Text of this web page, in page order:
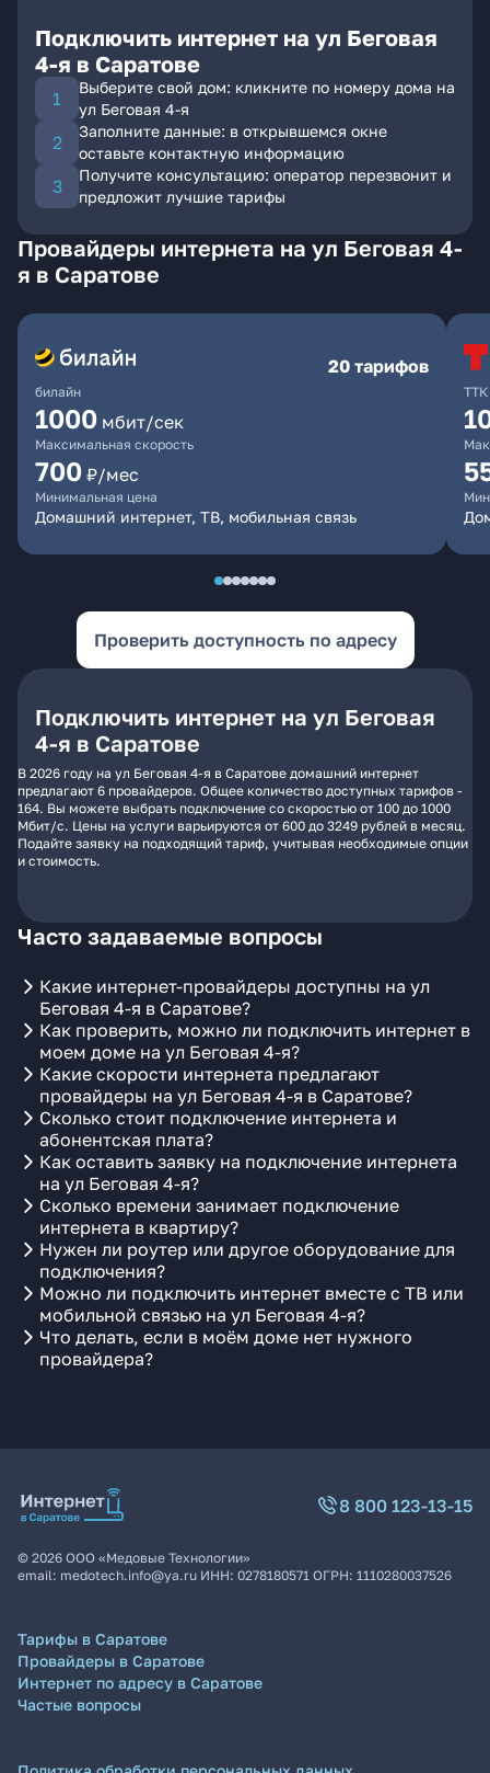
Подключить интернет на ул Беговая
4-я в Саратове
Выберите свой дом: кликните по номеру дома на
ул Беговая 4-я
Заполните данные: в открывшемся окне
оставьте контактную информацию
Получите консультацию: оператор перезвонит и
предложит лучшие тарифы
Провайдеры интернета на ул Беговая 4-
я в Саратове
билайн
20 тарифов
1000 мбит/сек
Максимальная скорость
700 ₽/мес
Минимальная цена
Домашний интернет, ТВ, мобильная связь
ТТК
Проверить доступность по адресу
Подключить интернет на ул Беговая
4-я в Саратове
В 2026 году на ул Беговая 4-я в Саратове домашний интернет
предлагают 6 провайдеров. Общее количество доступных тарифов -
164. Вы можете выбрать подключение со скоростью от 100 до 1000
Мбит/с. Цены на услуги варьируются от 600 до 3249 рублей в месяц.
Подайте заявку на подходящий тариф, учитывая необходимые опции
и стоимость.
Часто задаваемые вопросы
Какие интернет-провайдеры доступны на ул
Беговая 4-я в Саратове?
Как проверить, можно ли подключить интернет в
моем доме на ул Беговая 4-я?
Какие скорости интернета предлагают
провайдеры на ул Беговая 4-я в Саратове?
Сколько стоит подключение интернета и
абонентская плата?
Как оставить заявку на подключение интернета
на ул Беговая 4-я?
Сколько времени занимает подключение
интернета в квартиру?
Нужен ли роутер или другое оборудование для
подключения?
Можно ли подключить интернет вместе с ТВ или
мобильной связью на ул Беговая 4-я?
Что делать, если в моём доме нет нужного
провайдера?
8 800 123-13-15
© 2026 ООО «Медовые Технологии»
email: medotech.info@ya.ru ИНН: 0278180571 ОГРН: 1110280037526
Тарифы в Саратове
Провайдеры в Саратове
Интернет по адресу в Саратове
Частые вопросы